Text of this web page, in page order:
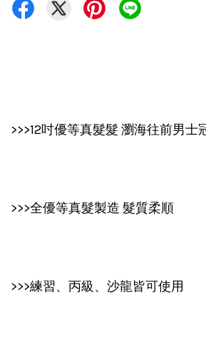
>>>12吋優等真髮髮 瀏海往前男士
>>>全優等真髮製造 髮質柔順
>>>練習、丙級、沙龍皆可使用